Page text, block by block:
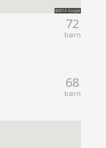
72
børn
68
børn